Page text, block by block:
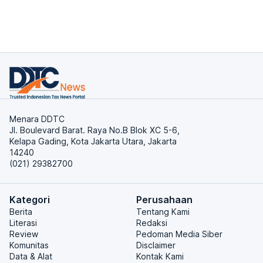
Menara DDTC
Jl. Boulevard Barat. Raya No.B Blok XC 5-6,
Kelapa Gading, Kota Jakarta Utara, Jakarta
14240
(021) 29382700
Kategori
Berita
Literasi
Review
Komunitas
Data & Alat
Perusahaan
Tentang Kami
Redaksi
Pedoman Media Siber
Disclaimer
Kontak Kami